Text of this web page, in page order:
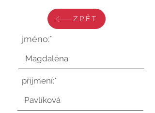
ZPĚT
jméno:*
příjmení:*